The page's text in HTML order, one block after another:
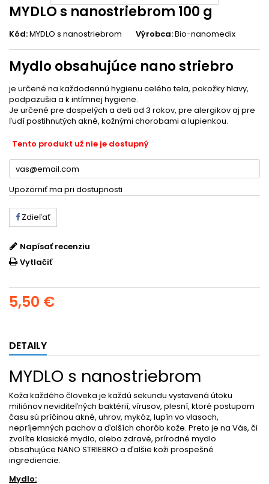
MYDLO s nanostriebrom 100 g
Kód:MYDLO s nanostriebrom Výrobca:Bio-nanomedix
Mydlo obsahujúce nano striebro
je určené na každodennú hygienu celého tela, pokožky hlavy,
podpazušia a k intímnej hygiene.
Je určené pre dospelých a deti od 3 rokov, pre alergikov aj pre
ľudí postihnutých akné, kožnými chorobami a lupienkou.
Tento produkt už nie je dostupný
Upozorniť ma pri dostupnosti
Zdieľať
Napísať recenziu
Vytlačiť
5,50 €
DETAILY
MYDLO s nanostriebrom
Koža každého človeka je každú sekundu vystavená útoku
miliónov neviditeľných baktérií, vírusov, plesní, ktoré postupom
času sú príčinou akné, uhrov, mykóz, lupín vo vlasoch,
nepríjemných pachov a ďalších chorôb kože. Preto je na Vás, či
zvolíte klasické mydlo, alebo zdravé, prírodné mydlo
obsahujúce NANO STRIEBRO a ďalšie koži prospešné
ingrediencie.
Mydlo: